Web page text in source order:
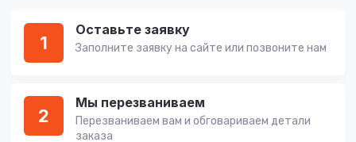
1
Оставьте заявку
Заполните заявку на сайте или позвоните нам
2
Мы перезваниваем
Перезваниваем вам и обговариваем детали
заказа